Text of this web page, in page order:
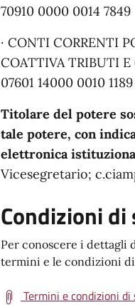
70910 0000 0014 7849
· CONTI CORRENTI
COATTIVA TRIBUTI E
07601 14000 0010
Titolare del potere
tale potere, con
elettronica
Vicesegretario;
Condizioni di
Per conoscere i dettagli
termini e le condizioni
Termini e condizioni di